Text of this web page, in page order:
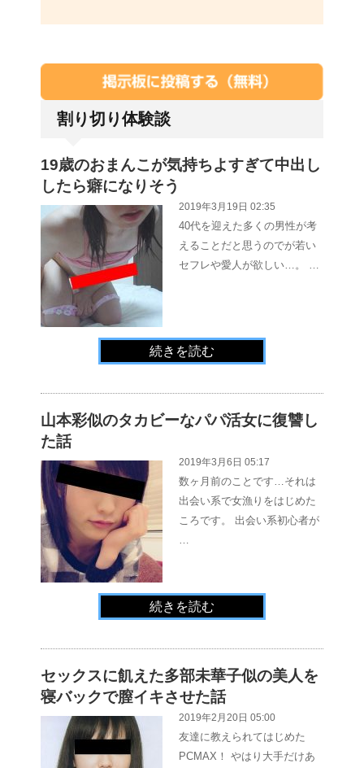
割り切り体験談
19歳のおまんこが気持ちよすぎて中出し
したら癖になりそう
2019年3月19日 02:35
40代を迎えた多くの男性が考
えることだと思うのでが若い
セフレや愛人が欲しい…。 …
続きを読む
山本彩似のタカビーなパパ活女に復讐し
た話
2019年3月6日 05:17
数ヶ月前のことです…それは
出会い系で女漁りをはじめた
ころです。 出会い系初心者が
続きを読む
セックスに飢えた多部未華子似の美人を
寝バックで膣イキさせた話
2019年2月20日 05:00
友達に教えられてはじめた
PCMAX！ やはり大手だけあ